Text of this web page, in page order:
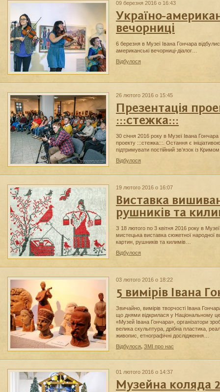
09 березня 2016 о 16:43
Україно-
вечорниці
6 березня в Музеї Івана Гончара
американські вечорниці-діалог…
Відбулося
26 лютого 2016 о 15:45
Презентація
:::стежка:::
30 січня 2016 року в Музеї Івана Гончара
проекту :::стежка:::. Остання є
підтримувати постійний зв’язок із
Відбулося
19 лютого 2016 о 16:07
Виставка
рушників та
З 18 лютого по 3 квітня 2016 року в
мистецька виставка сюжетної народної
картин, рушників та килимів…
Відбулося
03 лютого 2016 о 18:22
5 вимірів Iвана
Звичайно, вимірів творчості Івана
що днями відкрилася у Національному
«Музей Івана Гончара», організатори
велика скульптура, дрібна пластика,
живопис, етнографічні дослідження…
Відбулося, ЗМІ про нас
01 лютого 2016 о 14:37
Музейна коляда